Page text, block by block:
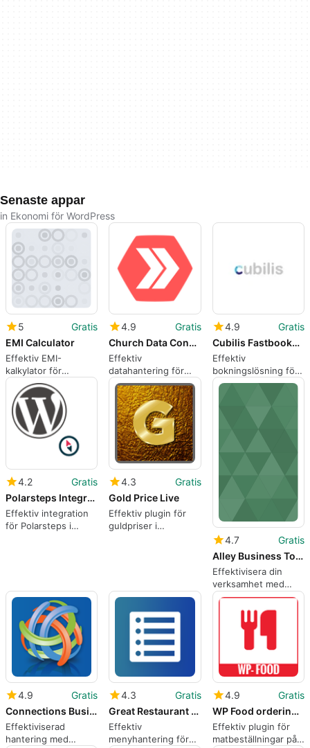
Senaste appar
in Ekonomi för WordPress
5
Gratis
EMI Calculator
Effektiv EMI-
kalkylator för
WordPress
4.9
Gratis
Church Data Connect for Church Community Builder
Effektiv
datahantering för
församlingar
4.9
Gratis
Cubilis Fastbooker 8211 WordPress plugin
Effektiv
bokningslösning för
WordPress
4.2
Gratis
Polarsteps Integration
Effektiv integration
för Polarsteps i
4.3
Gratis
Gold Price Live
Effektiv plugin för
guldpriser i
4.7
Gratis
Alley Business Toolkit
Effektivisera din
verksamhet med
Alley Business
4.9
Gratis
Connections Business Directory Toolbar
Effektiviserad
hantering med
4.3
Gratis
Great Restaurant Menu WP
Effektiv
menyhantering för
4.9
Gratis
WP Food ordering and Restaurant Menu
Effektiv plugin för
matbeställningar på